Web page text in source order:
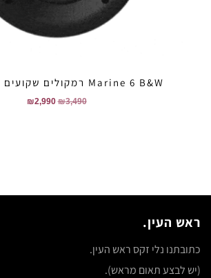
Marine 6 B&W רמקולים שקועים מוגני מים.
₪3,490
₪2,990
ראש העין.
כתובתנו נלי זקס ראש העין.
(יש לבצע תאום מראש).